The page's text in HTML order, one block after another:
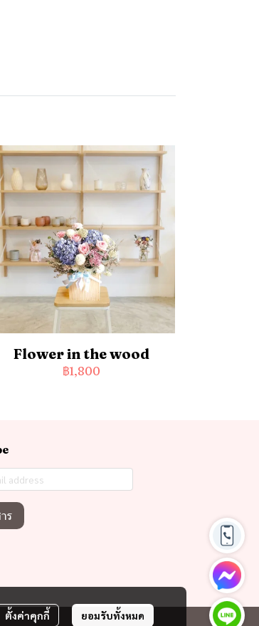
Flower in the wood
฿1,800
ตั้งค่าคุกกี้ ยอมรับทั้งหมด
ร